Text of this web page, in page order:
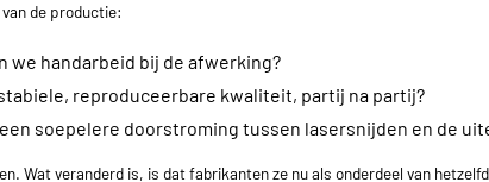
de productie:
we handarbeid bij de afwerking?
reproduceerbare kwaliteit, partij na partij?
soepelere doorstroming tussen lasersnijden en de
Wat veranderd is, is dat fabrikanten ze nu als onderdeel van